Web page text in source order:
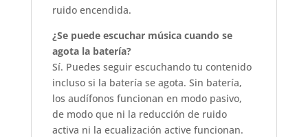
ruido encendida.
¿Se puede escuchar música cuando se
agota la batería?
Sí. Puedes seguir escuchando tu contenido
incluso si la batería se agota. Sin batería,
los audífonos funcionan en modo pasivo,
de modo que ni la reducción de ruido
activa ni la ecualización active funcionan.